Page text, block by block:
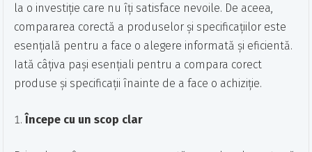
la o investiție care nu îți satisface nevoile. De aceea,
compararea corectă a produselor și specificațiilor este
esențială pentru a face o alegere informată și eficientă.
Iată câțiva pași esențiali pentru a compara corect
produse și specificații înainte de a face o achiziție.
Începe cu un scop clar